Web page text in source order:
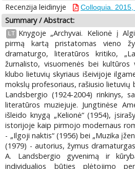
Recenzija leidinyje
Colloquia. 2015,
Summary / Abstract:
LT
Knygoje „Archyvai. Kelionė į
pirmą kartą pristatomas vieno
dramaturgo, literatūros kritiko,
žurnalisto, visuomenės bei kultūros
klubo lietuvių skyriaus išeivijoje
mokslų profesoriaus, rašiusio lietuvių
Landsbergio (1924-2004) rinkinys,
literatūros muziejuje. Jungtinėse
išleido knygą „Kelionė“ (1954),
istorijoje kaip pirmojo modernaus
- „Ilgoji naktis“ (1956) bei „Muzika
(1979) - autorius, žymus
A. Landsbergio gyvenimą ir
individualios būties plėtojimo